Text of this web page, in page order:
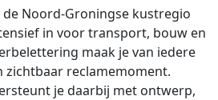
Noord-Groningse kustregio
in voor transport, bouw en
maak je van iedere
zichtbaar reclame­moment.
je daarbij met ontwerp,